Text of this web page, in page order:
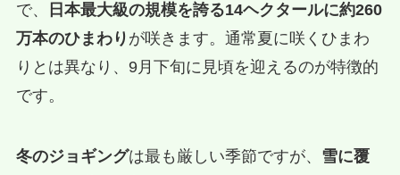
で、
日本最大級の規模を誇る14ヘクタールに約260
万本のひまわり が咲きます。通常夏に咲くひまわ
りとは異なり、9月下旬に見頃を迎えるのが特徴的
です。
冬のジョギングは最も厳しい季節ですが、 雪に覆